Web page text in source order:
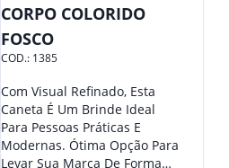
CORPO COLORIDO
FOSCO
COD.: 1385
Com Visual Refinado, Esta
Caneta É Um Brinde Ideal
Para Pessoas Práticas E
Modernas. Ótima Opção Para
Levar Sua Marca De Forma